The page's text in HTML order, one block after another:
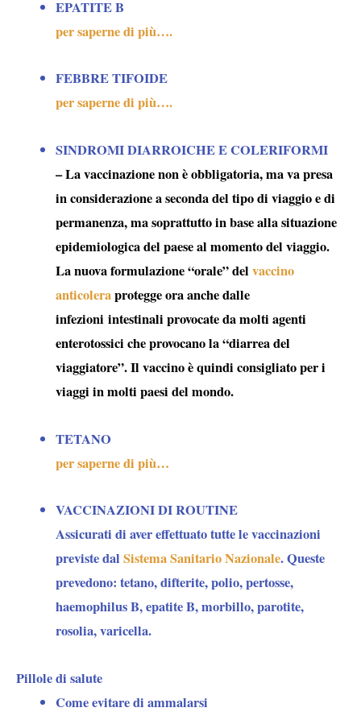
EPATITE B
per saperne di più….
FEBBRE TIFOIDE
per saperne di più….
SINDROMI DIARROICHE E COLERIFORMI
– La vaccinazione non è obbligatoria, ma va presa
in considerazione a seconda del tipo di viaggio e di
permanenza, ma soprattutto in base alla situazione
epidemiologica del paese al momento del viaggio.
La nuova formulazione “orale” del vaccino
anticoleraprotegge ora anche dalle
infezioni intestinali provocate da molti agenti
enterotossici che provocano la “diarrea del
viaggiatore”. Il vaccino è quindi consigliato per i
viaggi in molti paesi del mondo.
TETANO
per saperne di più…
VACCINAZIONI DI ROUTINE
Assicurati di aver effettuato tutte le vaccinazioni
previste dalSistema Sanitario Nazionale. Queste
prevedono: tetano, difterite, polio, pertosse,
haemophilus B, epatite B, morbillo, parotite,
rosolia, varicella.
Pillole di salute
Come evitare di ammalarsi